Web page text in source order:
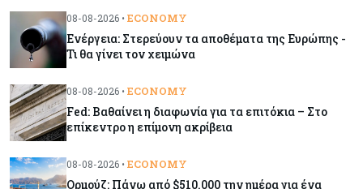
Κόσμος 08-08-2026
Γιατί οι κεντρικές τράπεζες αφήνουν τις αγορές
Κόσμος
08-08-2026 • ECONOMY
Ενέργεια: Στερεύουν τα αποθέματα της Ευρώπης -
Τι θα γίνει τον χειμώνα
08-08-2026 • ECONOMY
Fed: Βαθαίνει η διαφωνία για τα επιτόκια – Στο
επίκεντρο η επίμονη ακρίβεια
08-08-2026 • ECONOMY
Ορμούζ: Πάνω από $510.000 την ημέρα για ένα